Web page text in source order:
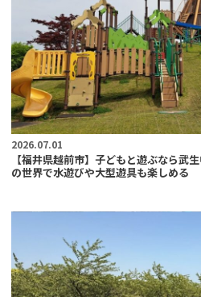
2026.07.01
【福井県越前市】子どもと遊ぶなら武
の世界で水遊びや大型遊具も楽しめる